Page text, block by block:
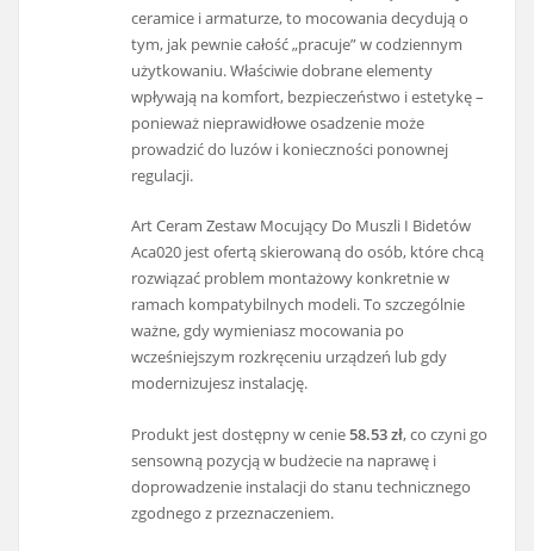
ceramice i armaturze, to mocowania decydują o
tym, jak pewnie całość „pracuje” w codziennym
użytkowaniu. Właściwie dobrane elementy
wpływają na komfort, bezpieczeństwo i estetykę –
ponieważ nieprawidłowe osadzenie może
prowadzić do luzów i konieczności ponownej
regulacji.
Art Ceram Zestaw Mocujący Do Muszli I Bidetów
Aca020 jest ofertą skierowaną do osób, które chcą
rozwiązać problem montażowy konkretnie w
ramach kompatybilnych modeli. To szczególnie
ważne, gdy wymieniasz mocowania po
wcześniejszym rozkręceniu urządzeń lub gdy
modernizujesz instalację.
Produkt jest dostępny w cenie58.53 zł, co czyni go
sensowną pozycją w budżecie na naprawę i
doprowadzenie instalacji do stanu technicznego
zgodnego z przeznaczeniem.